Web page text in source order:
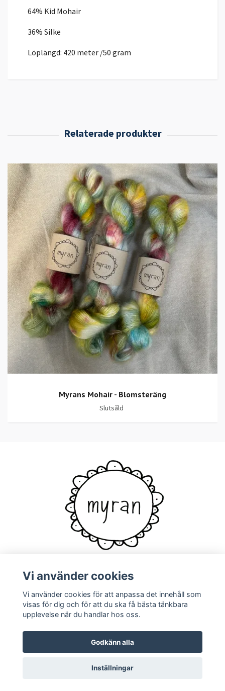
64% Kid Mohair
36% Silke
Löplängd: 420 meter /50 gram
Myrans Mohair - Blomsteräng
Slutsåld
Kontakt
Vi använder cookies
Vi använder cookies för att anpassa det innehåll som
visas för dig och för att du ska få bästa tänkbara
upplevelse när du handlar hos oss.
Godkänn alla
Inställningar